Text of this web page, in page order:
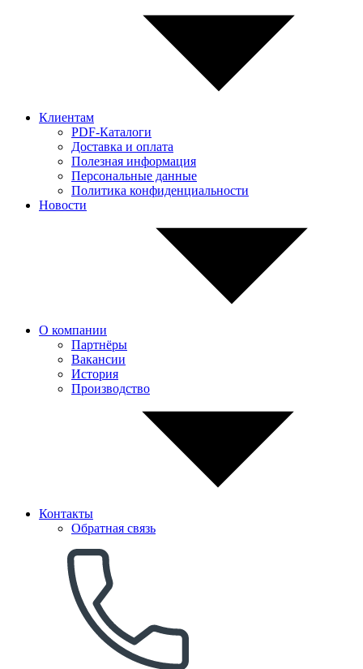
Клиентам
PDF-Каталоги
Доставка и оплата
Полезная информация
Персональные данные
Политика конфиденциальности
Новости
О компании
Партнёры
Вакансии
История
Производство
Контакты
Обратная связь